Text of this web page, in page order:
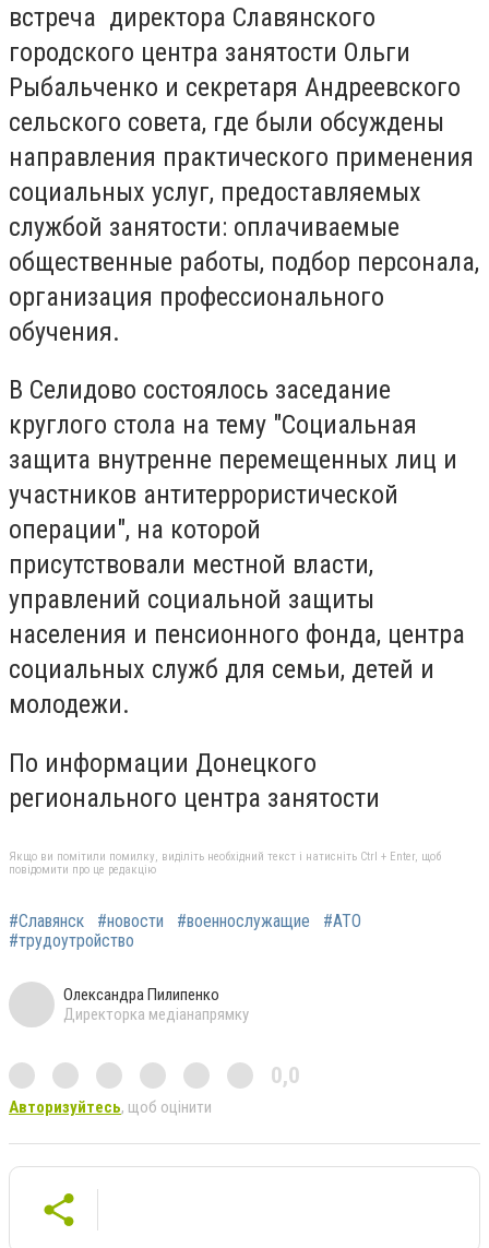
встреча директора Славянского
городского центра занятости Ольги
Рыбальченко и секретаря Андреевского
сельского совета, где были обсуждены
направления практического применения
социальных услуг, предоставляемых
службой занятости: оплачиваемые
общественные работы, подбор персонала,
организация профессионального
обучения.
В Селидово состоялось заседание
круглого стола на тему "Социальная
защита внутренне перемещенных лиц и
участников антитеррористической
операции", на которой
присутствовали местной власти,
управлений социальной защиты
населения и пенсионного фонда, центра
социальных служб для семьи, детей и
молодежи.
По информации Донецкого
регионального центра занятости
Якщо ви помітили помилку, виділіть необхідний текст і натисніть Ctrl + Enter, щоб
повідомити про це редакцію
#Славянск #новости #военнослужащие
#АТО
#трудоутройство
Олександра Пилипенко
Директорка медіанапрямку
0,0
Авторизуйтесь, щоб оцінити